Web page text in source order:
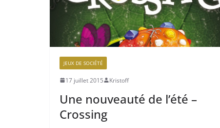
JEUX DE SOCIÉTÉ
17 juillet 2015 Kristoff
Une nouveauté de l’été –
Crossing